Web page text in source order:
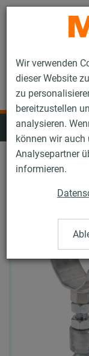
Wir verwenden
dieser Website
zu
bereitzustellen
analysieren.
können wir auch
Analysepartner
informieren.